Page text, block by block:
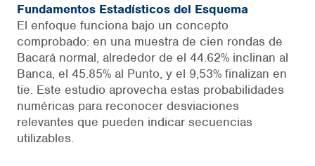
Fundamentos Estadísticos del Esquema
El enfoque funciona bajo un concepto
comprobado: en una muestra de cien rondas de
Bacará normal, alrededor de el 44.62% inclinan al
Banca, el 45.85% al Punto, y el 9,53% finalizan en
tie. Este estudio aprovecha estas probabilidades
numéricas para reconocer desviaciones
relevantes que pueden indicar secuencias
utilizables.